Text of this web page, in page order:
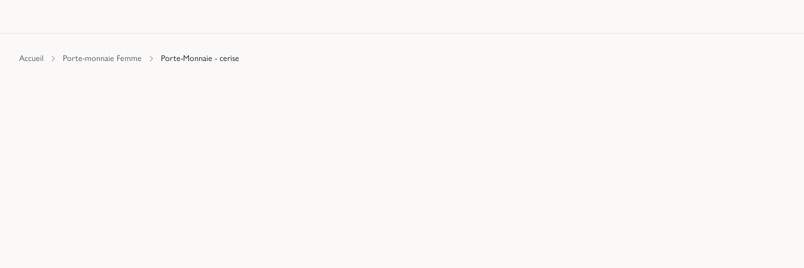
Accueil Porte-monnaie Femme Porte-Monnaie - cerise